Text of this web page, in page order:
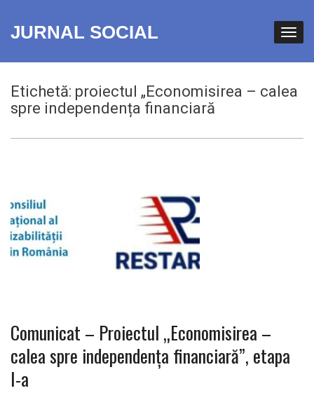
JURNAL SOCIAL
Etichetă: proiectul „Economisirea – calea
spre independența financiară
Comunicat – Proiectul „Economisirea –
calea spre independența financiară”, etapa
I-a